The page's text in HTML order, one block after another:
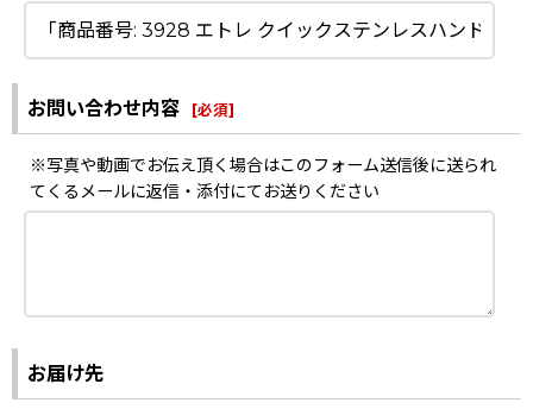
お問い合わせ内容 [必須]
※写真や動画でお伝え頂く場合はこのフォーム送信後に送られ
てくるメールに返信・添付にてお送りください
お届け先